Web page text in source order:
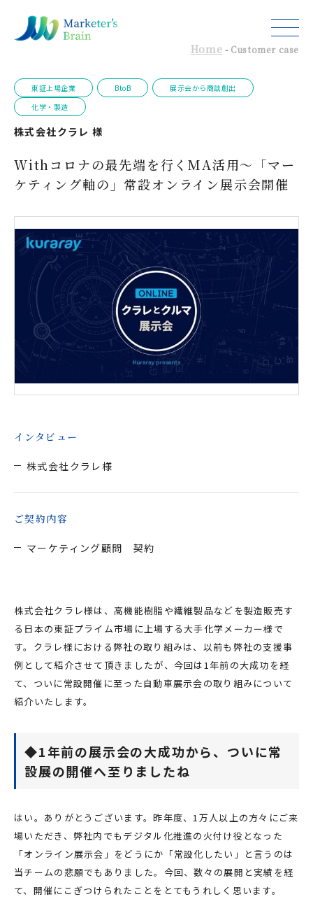
Home - Customer case
東証上場企業 BtoB
展示会から商談創出
化学・製造
株式会社クラレ 様
Withコロナの最先端を行くMA活用～「マー
ケティング軸の」常設オンライン展示会開催
インタビュー
株式会社クラレ様
ご契約内容
マーケティング顧問 契約
株式会社クラレ様は、高機能樹脂や繊維製品などを製造販売す
る日本の東証プライム市場に上場する大手化学メーカー様で
す。クラレ様における弊社の取り組みは、以前も弊社の支援事
例として紹介させて頂きましたが、今回は1年前の大成功を経
て、ついに常設開催に至った自動車展示会の取り組みについて
紹介いたします。
◆1年前の展示会の大成功から、ついに常
設展の開催へ至りましたね
はい。ありがとうございます。昨年度、1万人以上の方々にご来
場いただき、弊社内でもデジタル化推進の火付け役となった
「オンライン展示会」をどうにか「常設化したい」と言うのは
当チームの悲願でもありました。今回、数々の展開と実績を経
て、開催にこぎつけられたことをとてもうれしく思います。